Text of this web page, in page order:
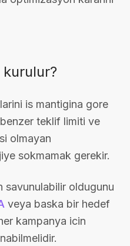
is mantigina gore
teklif limiti ve
olmayan
sokmamak gerekir.
savunulabilir oldugunu
veya baska bir hedef
kampanya icin